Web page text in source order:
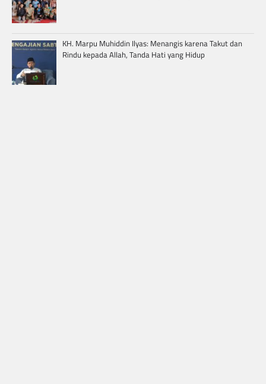
KH. Marpu Muhiddin Ilyas: Menangis karena Takut dan
Rindu kepada Allah, Tanda Hati yang Hidup